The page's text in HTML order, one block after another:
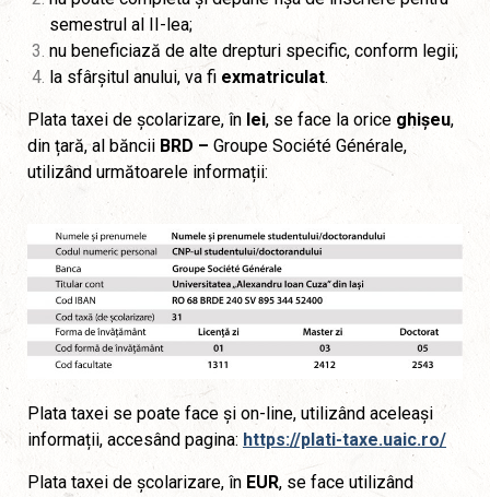
semestrul al II-lea;
nu beneficiază de alte drepturi specific, conform legii;
la sfârșitul anului, va fi exmatriculat.
Plata taxei de școlarizare, în lei, se face la orice ghișeu,
din țară, al băncii BRD – Groupe Société Générale,
utilizând următoarele informații:
Plata taxei se poate face și on-line, utilizând aceleași
informații, accesând pagina: https://plati-taxe.uaic.ro/
Plata taxei de școlarizare, în EUR, se face utilizând